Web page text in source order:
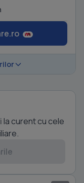
la curent cu cele